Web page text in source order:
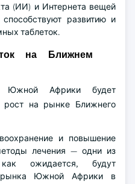
(ИИ) и Интернета вещей
развитию и
таблеток.
на Ближнем
Южной Африки будет
рост на рынке Ближнего
и повышение
лечения — одни из
ожидается, будут
рынка Южной Африки в